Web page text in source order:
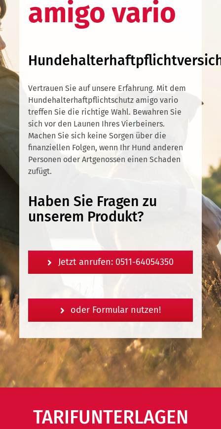
amigo vario
Vertrauen Sie auf unsere Erfahrung. Mit dem
Hundehalterhaftpflichtschutz amigo vario
treffen Sie die richtige Wahl. Bewahren Sie
sich vor den Launen Ihres Vierbeiners.
Machen Sie sich keine Sorgen über die
finanziellen Folgen, wenn Ihr Hund anderen
Personen oder Artgenossen einen Schaden
zufügt.
Haben Sie Fragen zu
unserem Produkt?
Jetzt anrufen: 0511-64054350
oder Formular nutzen!
TARIFUNTERLAGEN